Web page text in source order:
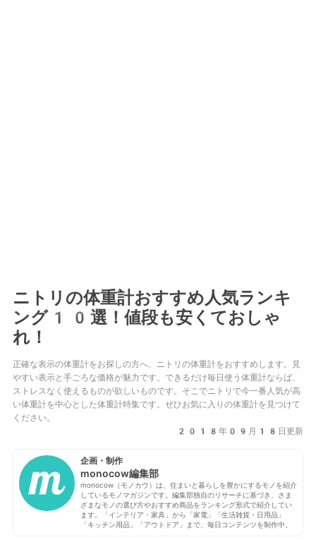
ニトリの体重計おすすめ人気ランキ
ング10選！値段も安くておしゃ
れ！
正確な表示の体重計をお探しの方へ、ニトリの体重計をおすすめします。見
やすい表示と手ごろな価格が魅力です。できるだけ毎日使う体重計ならば、
ストレスなく使えるものが欲しいものです。そこでニトリで今一番人気が高
い体重計を中心とした体重計特集です。ぜひお気に入りの体重計を見つけて
ください。
2018年09月18日更新
企画・制作
monocow編集部
monocow（モノカウ）は、住まいと暮らしを豊かにするモノを紹介
しているモノマガジンです。編集部独自のリサーチに基づき、さま
ざまなモノの選び方やおすすめ商品をランキング形式で紹介してい
ます。「インテリア・家具」から「家電」「生活雑貨・日用品」
「キッチン用品」「アウトドア」まで、毎日コンテンツを制作中。